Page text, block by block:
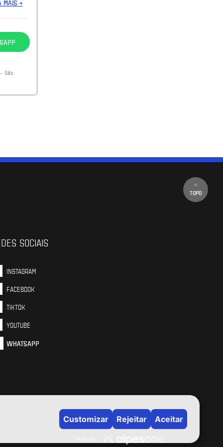
MAIS +
São
TOPO
SOCIAIS
INSTAGRAM
FACEBOOK
TIKTOK
YOUTUBE
WHATSAPP